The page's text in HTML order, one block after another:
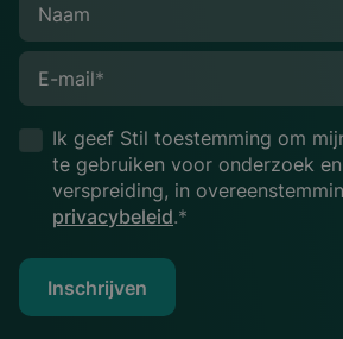
Naam
E-mail*
Ik geef Stil toestemming om
te gebruiken voor onderzoek en
verspreiding, in
privacybeleid.*
Inschrijven